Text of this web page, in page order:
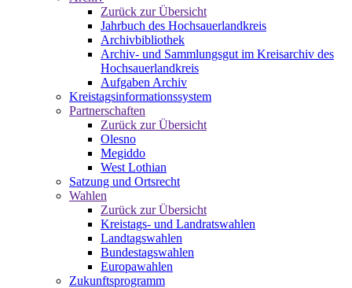
Zurück zur Übersicht
Jahrbuch des Hochsauerlandkreis
Archivbibliothek
Archiv- und Sammlungsgut im Kreisarchiv des
Hochsauerlandkreis
Aufgaben Archiv
Kreistagsinformationssystem
Partnerschaften
Zurück zur Übersicht
Olesno
Megiddo
West Lothian
Satzung und Ortsrecht
Wahlen
Zurück zur Übersicht
Kreistags- und Landratswahlen
Landtagswahlen
Bundestagswahlen
Europawahlen
Zukunftsprogramm